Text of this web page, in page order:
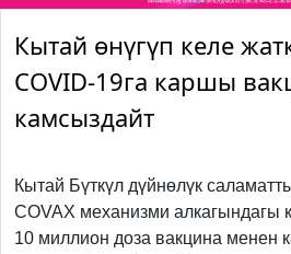
Кытай өнүгүп келе
COVID-19га каршы
камсыздайт
Кытай Бүткүл дүйнөлүк
COVAX механизми алкагындагы
10 миллион доза вакцина менен